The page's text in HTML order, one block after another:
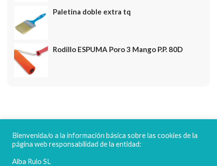
Paletina doble extra tq
Rodillo ESPUMA Poro 3 Mango P.P. 80D
FELICES FIESTAS
Bienvenida/o a la información básica sobre las cookies de la
página web responsabilidad de la entidad:
Alba Rulo SL